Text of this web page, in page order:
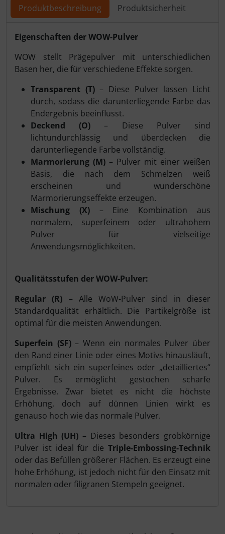
Produktbeschreibung Produktsicherheit
Produktbeschreibung
Eigenschaften der WOW-Pulver
WOW stellt Prägepulver mit unterschiedlichen
Basen her, die für verschiedene Effekte sorgen.
Transparent (T)– Diese Pulver lassen Licht
durch, sodass die darunterliegende Farbe das
Endergebnis beeinflusst.
Deckend (O) – Diese Pulver sind
lichtundurchlässig und überdecken die
darunterliegende Farbe vollständig.
Marmorierung (M) – Pulver mit einer weißen
Basis, die nach dem Schmelzen weiß
erscheinen und wunderschöne
Marmorierungseffekte erzeugen.
Mischung (X)– Eine Kombination aus
normalem, superfeinem oder ultrahohem
Pulver für vielseitige
Anwendungsmöglichkeiten.
Qualitätsstufen der WOW-Pulver:
Regular (R) – Alle WoW-Pulver sind in dieser
Standardqualität erhältlich. Die Partikelgröße ist
optimal für die meisten Anwendungen.
Superfein (SF)– Wenn ein normales Pulver über
den Rand einer Linie oder eines Motivs hinausläuft,
empfiehlt sich ein superfeines oder „detailliertes“
Pulver. Es ermöglicht gestochen scharfe
Ergebnisse. Zwar bietet es nicht die höchste
Erhöhung, doch auf dünnen Linien wirkt es
genauso hoch wie das normale Pulver.
Ultra High (UH) – Dieses besonders grobkörnige
Pulver ist ideal für die Triple-Embossing-Technik
oder das Befüllen größerer Flächen. Es erzeugt eine
hohe Erhöhung, ist jedoch nicht für den Einsatz mit
normalen oder filigranen Stempeln geeignet.